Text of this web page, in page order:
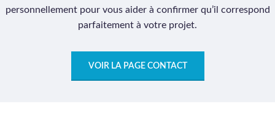
personnellement pour vous aider à confirmer qu’il correspond
parfaitement à votre projet.
VOIR LA PAGE CONTACT